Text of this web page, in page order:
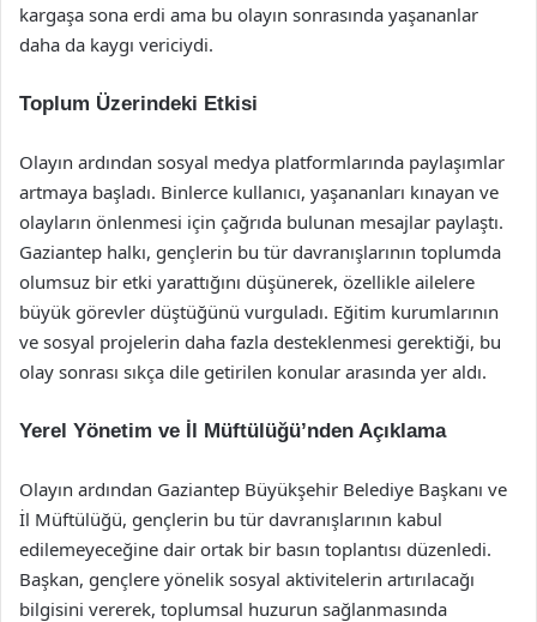
kargaşa sona erdi ama bu olayın sonrasında yaşananlar
daha da kaygı vericiydi.
Toplum Üzerindeki Etkisi
Olayın ardından sosyal medya platformlarında paylaşımlar
artmaya başladı. Binlerce kullanıcı, yaşananları kınayan ve
olayların önlenmesi için çağrıda bulunan mesajlar paylaştı.
Gaziantep halkı, gençlerin bu tür davranışlarının toplumda
olumsuz bir etki yarattığını düşünerek, özellikle ailelere
büyük görevler düştüğünü vurguladı. Eğitim kurumlarının
ve sosyal projelerin daha fazla desteklenmesi gerektiği, bu
olay sonrası sıkça dile getirilen konular arasında yer aldı.
Yerel Yönetim ve İl Müftülüğü’nden Açıklama
Olayın ardından Gaziantep Büyükşehir Belediye Başkanı ve
İl Müftülüğü, gençlerin bu tür davranışlarının kabul
edilemeyeceğine dair ortak bir basın toplantısı düzenledi.
Başkan, gençlere yönelik sosyal aktivitelerin artırılacağı
bilgisini vererek, toplumsal huzurun sağlanmasında